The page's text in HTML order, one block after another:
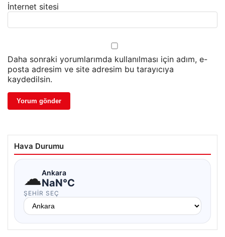
İnternet sitesi
Daha sonraki yorumlarımda kullanılması için adım, e-
posta adresim ve site adresim bu tarayıcıya
kaydedilsin.
Hava Durumu
☁Ankara
NaN°C
ŞEHIR SEÇ